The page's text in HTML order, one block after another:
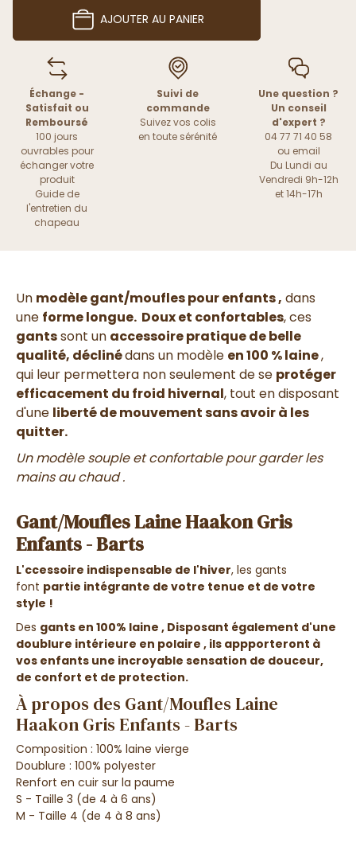
AJOUTER AU PANIER
Échange -
Satisfait ou
Remboursé
100 jours
ouvrables pour
échanger votre
produit
Guide de
l'entretien du
chapeau
Suivi de
commande
Suivez vos colis
en toute sérénité
Une question ?
Un conseil
d'expert ?
04 77 71 40 58
ou email
Du Lundi au
Vendredi 9h-12h
et 14h-17h
Un modèle gant/moufles pour enfants , dans
une forme longue. Doux et confortables, ces
gantssont un accessoire pratique de belle
qualité, déclinédans un modèle en 100 % laine,
qui leur permettera non seulement de se protéger
efficacement du froid hivernal, tout en disposant
d'une liberté de mouvement sans avoir à les
quitter.
Un modèle souple et confortable pour garder les
mains au chaud .
Gant/Moufles Laine Haakon Gris
Enfants - Barts
L'ccessoire indispensable de l'hiver, les gants
font partie intégrante de votre tenue et de votre
style !
Des gants en 100% laine , Disposant également d'une
doublure intérieure en polaire , ils appporteront à
vos enfants une incroyable sensation de douceur,
de confort et de protection.
À propos des Gant/Moufles Laine
Haakon Gris Enfants - Barts
Composition : 100% laine vierge
Doublure : 100% polyester
Renfort en cuir sur la paume
S - Taille 3 (de 4 à 6 ans)
M - Taille 4 (de 4 à 8 ans)